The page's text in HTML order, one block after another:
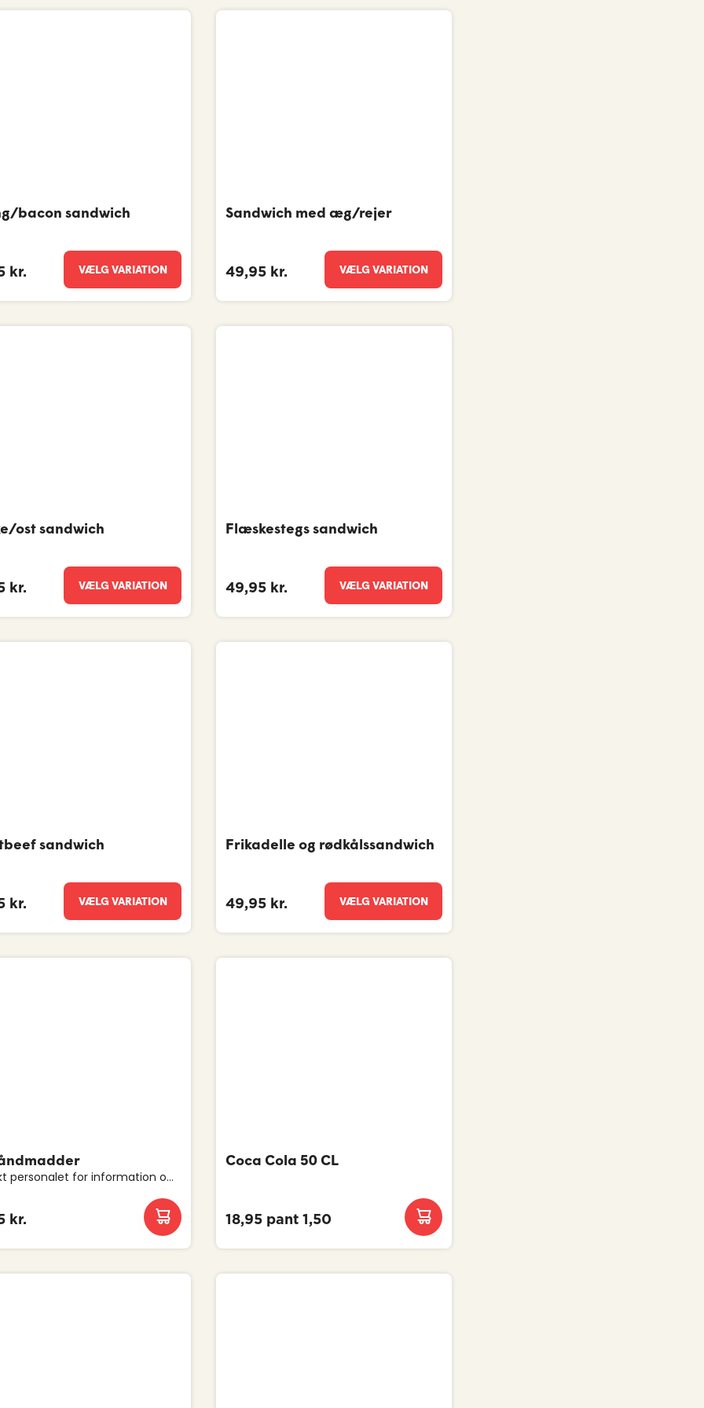
bacon sandwich
kr. VÆLG VARIATION
Sandwich med æg/rejer
49,95 kr. VÆLG VARIATION
ost sandwich
kr. VÆLG VARIATION
Flæskestegs sandwich
49,95 kr. VÆLG VARIATION
sandwich
kr. VÆLG VARIATION
Frikadelle og rødkålssandwich
49,95 kr. VÆLG VARIATION
personalet for information om
kr.
Coca Cola 50 CL
18,95 pant 1,50